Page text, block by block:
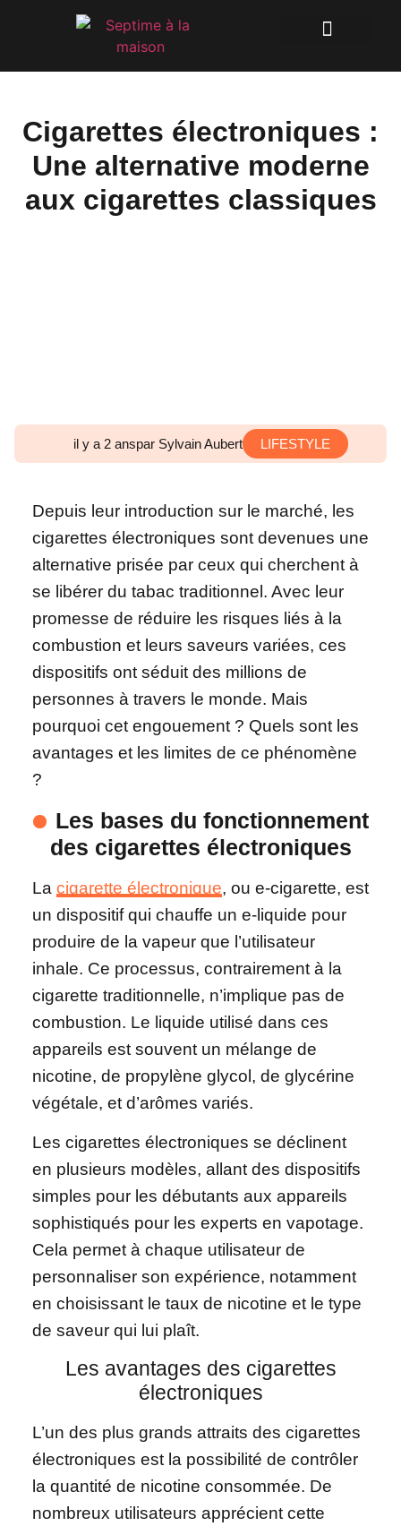
Cigarettes électroniques :
Une alternative moderne
aux cigarettes classiques
il y a 2 anspar Sylvain Aubert LIFESTYLE
Depuis leur introduction sur le marché, les
cigarettes électroniques sont devenues une
alternative prisée par ceux qui cherchent à
se libérer du tabac traditionnel. Avec leur
promesse de réduire les risques liés à la
combustion et leurs saveurs variées, ces
dispositifs ont séduit des millions de
personnes à travers le monde. Mais
pourquoi cet engouement ? Quels sont les
avantages et les limites de ce phénomène
?
Les bases du fonctionnement
des cigarettes électroniques
La cigarette électronique, ou e-cigarette, est
un dispositif qui chauffe un e-liquide pour
produire de la vapeur que l’utilisateur
inhale. Ce processus, contrairement à la
cigarette traditionnelle, n’implique pas de
combustion. Le liquide utilisé dans ces
appareils est souvent un mélange de
nicotine, de propylène glycol, de glycérine
végétale, et d’arômes variés.
Les cigarettes électroniques se déclinent
en plusieurs modèles, allant des dispositifs
simples pour les débutants aux appareils
sophistiqués pour les experts en vapotage.
Cela permet à chaque utilisateur de
personnaliser son expérience, notamment
en choisissant le taux de nicotine et le type
de saveur qui lui plaît.
Les avantages des cigarettes
électroniques
L’un des plus grands attraits des cigarettes
électroniques est la possibilité de contrôler
la quantité de nicotine consommée. De
nombreux utilisateurs apprécient cette